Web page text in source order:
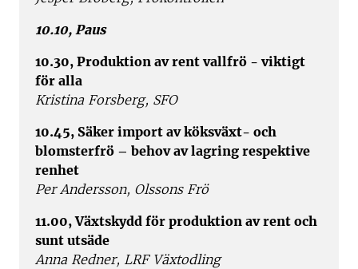
10.10, Paus
10.30, Produktion av rent vallfrö - viktigt
för alla
Kristina Forsberg, SFO
10.45, Säker import av köksväxt- och
blomsterfrö – behov av lagring respektive
renhet
Per Andersson, Olssons Frö
11.00, Växtskydd för produktion av rent och
sunt utsäde
Anna Redner, LRF Växtodling